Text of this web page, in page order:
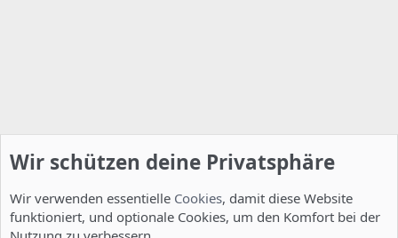
Wir schützen deine Privatsphäre
Wir verwenden essentielle Cookies, damit diese Website
funktioniert, und optionale Cookies, um den Komfort bei der